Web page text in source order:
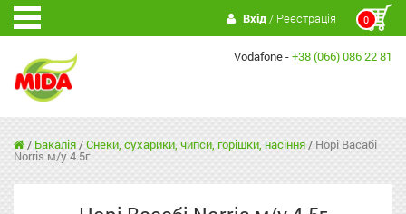
0
Вхід/ Реєстрація
Vodafone -+38 (066) 086 22 81
/ Бакалія/Снеки, сухарики, чипси, горішки, насіння/ Норі Васабі
Norris м/у 4.5г